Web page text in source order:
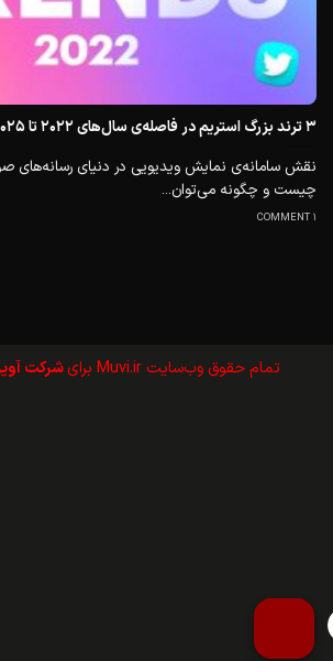
۳ ترند بزرگ استریم در فاصله‌ی سال‌های ۲۰۲۲ تا ۲۰۲۵
نقش سامانه‌ی نمایش ویدیویی در دنیای رسانه‌های
چیست و چگونه می‌توان...
1 COMMENT
تمام حقوق وب‌سايت Muvi.ir برای شرکت